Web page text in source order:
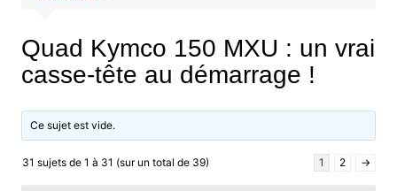
Quad Kymco 150 MXU : un vrai
casse-tête au démarrage !
Ce sujet est vide.
31 sujets de 1 à 31 (sur un total de 39) 1 2 →